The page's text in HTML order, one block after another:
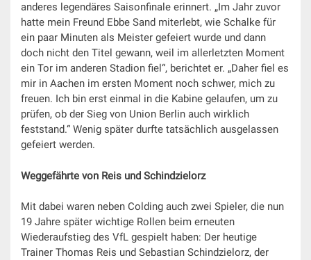
anderes legendäres Saisonfinale erinnert. „Im Jahr zuvor
hatte mein Freund Ebbe Sand miterlebt, wie Schalke für
ein paar Minuten als Meister gefeiert wurde und dann
doch nicht den Titel gewann, weil im allerletzten Moment
ein Tor im anderen Stadion fiel“, berichtet er. „Daher fiel es
mir in Aachen im ersten Moment noch schwer, mich zu
freuen. Ich bin erst einmal in die Kabine gelaufen, um zu
prüfen, ob der Sieg von Union Berlin auch wirklich
feststand.“ Wenig später durfte tatsächlich ausgelassen
gefeiert werden.
Weggefährte von Reis und Schindzielorz
Mit dabei waren neben Colding auch zwei Spieler, die nun
19 Jahre später wichtige Rollen beim erneuten
Wiederaufstieg des VfL gespielt haben: Der heutige
Trainer Thomas Reis und Sebastian Schindzielorz, der